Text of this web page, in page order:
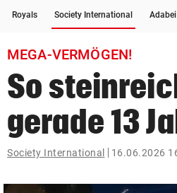
Wien
search
Suchbegriff
eingeben
Royals Society International
MEGA-VERMÖGEN!
So
gerade 13
Society International 16.06.2026